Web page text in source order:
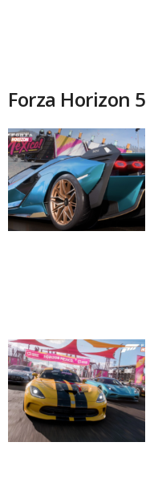
Forza Horizon 5